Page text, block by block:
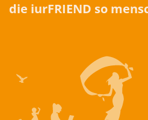
die iurFRIEND so